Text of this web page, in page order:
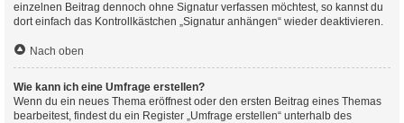
einzelnen Beitrag dennoch ohne Signatur verfassen möchtest, so kannst du
dort einfach das Kontrollkästchen „Signatur anhängen“ wieder deaktivieren.
Nach oben
Wie kann ich eine Umfrage erstellen?
Wenn du ein neues Thema eröffnest oder den ersten Beitrag eines Themas
bearbeitest, findest du ein Register „Umfrage erstellen“ unterhalb des